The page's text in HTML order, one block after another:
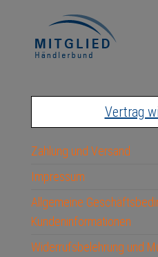
Vertrag
Zahlung und Versand
Impressum
Allgemeine
Kundeninformationen
Widerrufsbelehrung und